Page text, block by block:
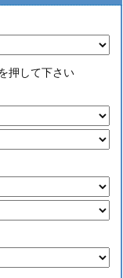
押して下さい